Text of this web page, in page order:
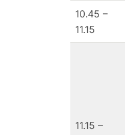
10.45 –
11.15
11.15 –